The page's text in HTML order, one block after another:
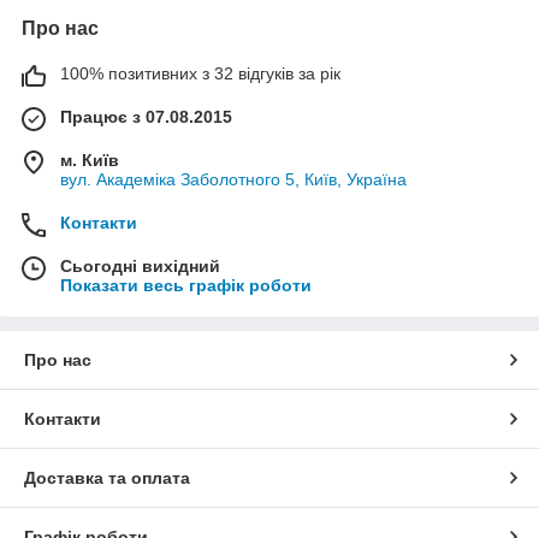
Про нас
100% позитивних з 32 відгуків за рік
Працює з 07.08.2015
м. Київ
вул. Академіка Заболотного 5, Київ, Україна
Контакти
Сьогодні вихідний
Показати весь графік роботи
Про нас
Контакти
Доставка та оплата